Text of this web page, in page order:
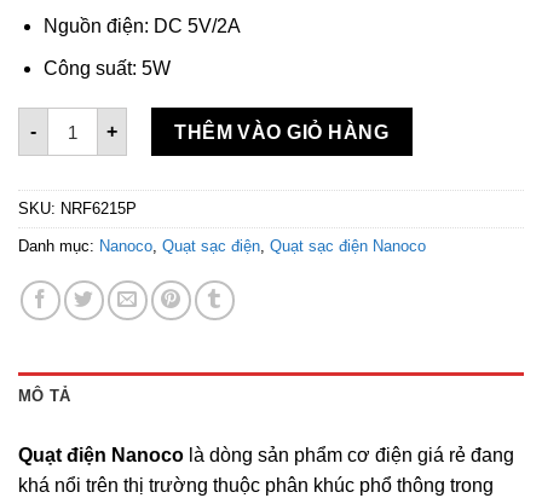
Nguồn điện: DC 5V/2A
Công suất: 5W
-
Quạt sạc điện Nanoco NRF6215P - Hồng số lượng
+ THÊM VÀO GIỎ HÀNG
SKU: NRF6215P
Danh mục: Nanoco, Quạt sạc điện, Quạt sạc điện Nanoco
MÔ TẢ
Quạt điện Nanoco là dòng sản phẩm cơ điện giá rẻ đang
khá nổi trên thị trường thuộc phân khúc phổ thông trong